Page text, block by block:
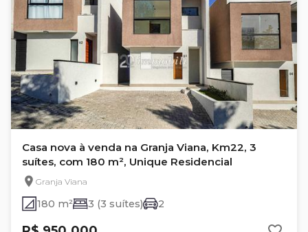
Casa nova à venda na Granja Viana, Km22, 3
suítes, com 180 m², Unique Residencial
Granja Viana
180 m² 3 (3 suítes) 2